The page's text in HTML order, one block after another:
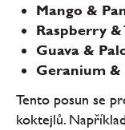
Mango &
Raspberry &
Guava &
Geranium &
Tento posun se
koktejlů.